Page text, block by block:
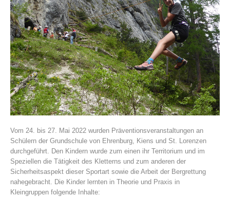
Vereinsgeschichte
Vom 24. bis 27. Mai 2022 wurden Präventionsveranstaltungen an
Schülern der Grundschule von Ehrenburg, Kiens und St. Lorenzen
durchgeführt. Den Kindern wurde zum einen ihr Territorium und im
Speziellen die Tätigkeit des Kletterns und zum anderen der
Sicherheitsaspekt dieser Sportart sowie die Arbeit der Bergrettung
nahegebracht. Die Kinder lernten in Theorie und Praxis in
Kleingruppen folgende Inhalte: